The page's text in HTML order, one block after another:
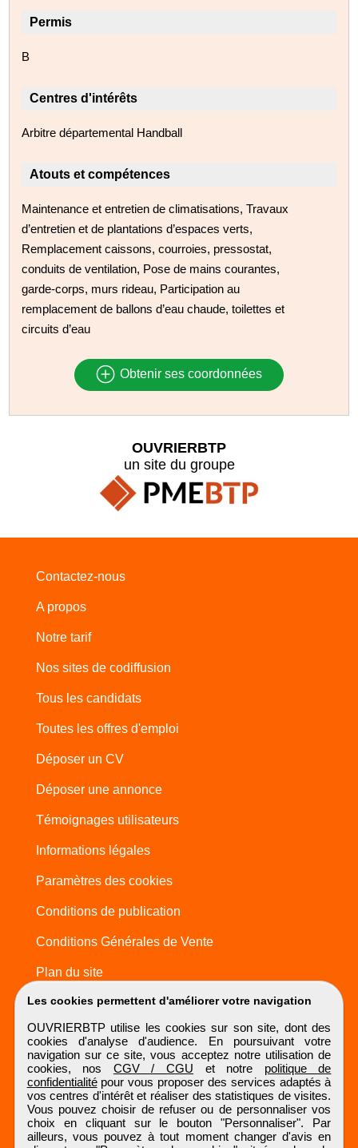
Permis
B
Centres d'intérêts
Arbitre départemental Handball
Atouts et compétences
Maintenance et entretien de climatisations, Travaux
d’entretien et de plantations d’espaces verts,
Remplacement caissons, courroies, pressostat,
conduits de ventilation, Pose de mains courantes,
garde-corps, murs rideau, Participation au
remplacement de ballons d’eau chaude, toilettes et
circuits d’eau
Obtenir ses coordonnées
Les cookies permettent d'améliorer votre navigation
OUVRIERBTP utilise les cookies sur son site, dont des
cookies d'analyse d'audience. En poursuivant votre
navigation sur ce site, vous acceptez notre utilisation de
cookies, nos CGV / CGU et notre politique de
confidentialitépour vous proposer des services adaptés à
vos centres d'intérêt et réaliser des statistiques de visites.
Vous pouvez choisir de refuser ou de personnaliser vos
choix en cliquant sur le bouton "Personnaliser". Par
ailleurs, vous pouvez à tout moment changer d'avis en
OUVRIERBTP
un site du groupe
Contactez-nous
A propos
Notre tarif
Nos sites de codiffusion
Tous les candidats
Toutes les offres d'emploi
Déposer un CV
Déposer une annonce
Témoignages utilisateurs
Informations légales
Paramètres des cookies
Conditions de publication
Conditions Générales de Vente
Plan du site